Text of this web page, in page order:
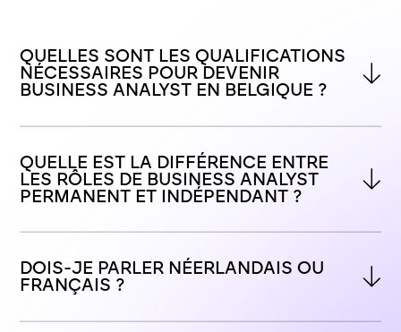
QUELLES SONT LES QUALIFICATIONS
NÉCESSAIRES POUR DEVENIR
BUSINESS ANALYST EN BELGIQUE ?
QUELLE EST LA DIFFÉRENCE ENTRE
LES RÔLES DE BUSINESS ANALYST
PERMANENT ET INDÉPENDANT ?
DOIS-JE PARLER NÉERLANDAIS OU
FRANÇAIS ?